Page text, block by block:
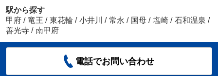
駅から探す
甲府 / 竜王 / 東花輪 / 小井川 / 常永 / 国母 / 塩崎 / 石和温泉 /
善光寺 / 南甲府
電話でお問い合わせ